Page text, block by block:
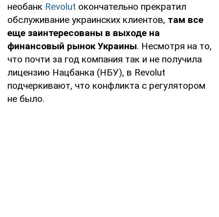
необанк Revolut окончательно прекратил
обслуживание украинских клиентов, там все
еще заинтересованы в выходе на
финансовый рынок Украины. Несмотря на то,
что почти за год компания так и не получила
лицензию Нацбанка (НБУ), в Revolut
подчеркивают, что конфликта с регулятором
не было.